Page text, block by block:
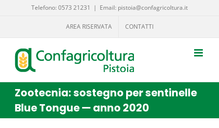
Telefono: 0573 21231 | Email: pistoia@confagricoltura.it
AREA RISERVATA CONTATTI
Zootecnia: sostegno per sentinelle
Blue Tongue — anno 2020